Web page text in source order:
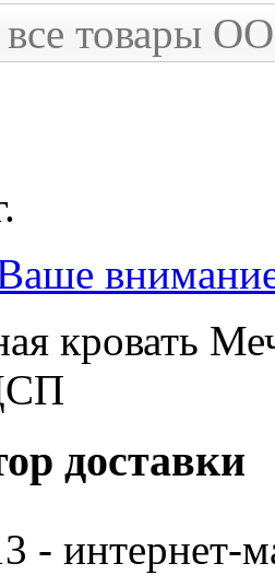
все
кровать
доставки
- интернет-